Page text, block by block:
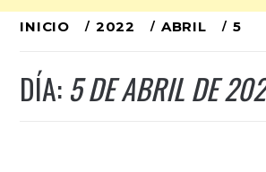
Ir
contenido
INICIO 2022 ABRIL 5
DÍA: 5 DE ABRIL DE